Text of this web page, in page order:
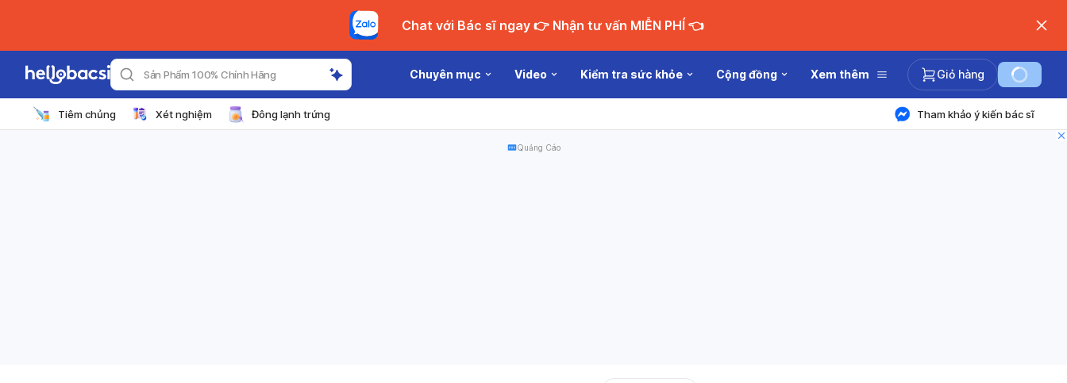
Chat với Bác sĩ ngay 👉 Nhận tư vấn MIỄN PHÍ 👈
Sản Phẩm 100% Chính Hãng Chuyên mục Video Kiểm tra sức khỏe Cộng đồng Xem thêm Giỏ hàng
Tiêm chủng Xét nghiệm Đông lạnh trứng Tham khảo ý kiến bác sĩ
Quảng Cáo